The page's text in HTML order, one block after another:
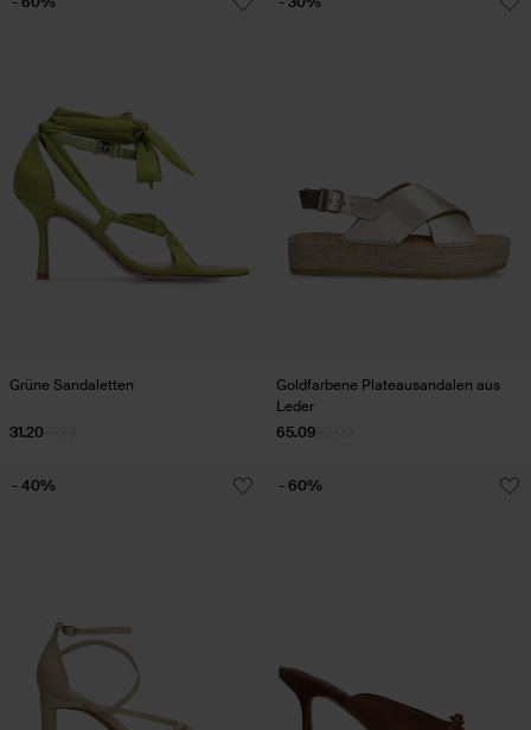
Grüne Sandaletten
31.20
Goldfarbene Plateausandalen aus
Leder
65.09
- 40% - 60%